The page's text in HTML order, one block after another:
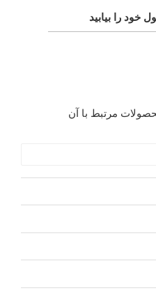
خود را بیابید
مرتبط با آن